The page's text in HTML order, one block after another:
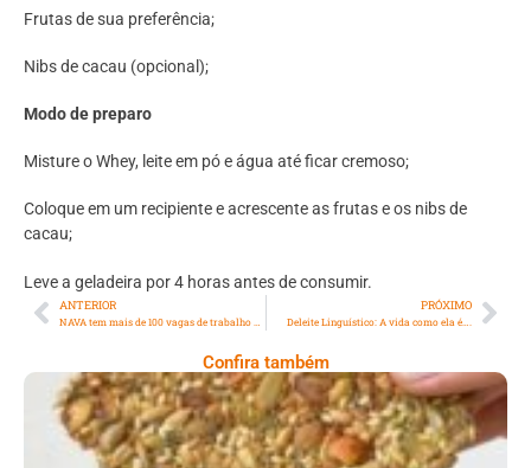
Frutas de sua preferência;
Nibs de cacau (opcional);
Modo de preparo
Misture o Whey, leite em pó e água até ficar cremoso;
Coloque em um recipiente e acrescente as frutas e os nibs de
cacau;
⁠Leve a geladeira por 4 horas antes de consumir.
ANTERIOR PRÓXIMO
Deleite Linguístico: A vida como ela é….
Confira também